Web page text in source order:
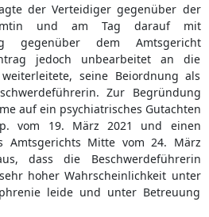
der Verteidiger gegenüber der
und am Tag darauf mit
gegenüber dem Amtsgericht
jedoch unbearbeitet an die
seine Beiordnung als
Zur Begründung
auf ein psychiatrisches Gutachten
vom 19. März 2021 und einen
Amtsgerichts Mitte vom 24. März
dass die Beschwerdeführerin
hoher Wahrscheinlichkeit unter
leide und unter Betreuung